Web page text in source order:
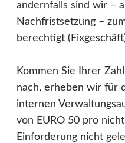
andernfalls sind wir –
Nachfristsetzung –
berechtigt
Kommen Sie Ihrer
nach, erheben wir für
internen
von EURO 50 pro
Einforderung nicht